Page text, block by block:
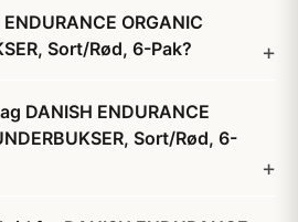
ORGANIC
Sort/Rød, 6-Pak?
DANISH ENDURANCE
Sort/Rød, 6-